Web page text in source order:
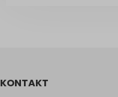
KONTAKT